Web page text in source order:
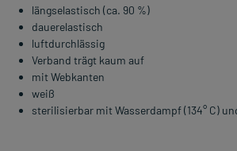
längselastisch (ca. 90 %)
dauerelastisch
luftdurchlässig
Verband trägt kaum auf
mit Webkanten
weiß
sterilisierbar mit Wasserdampf (134° C)